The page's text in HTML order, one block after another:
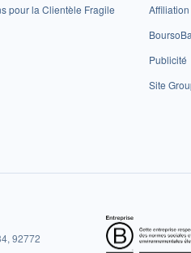
pour la Clientèle Fragile
Affiliation
Publicité
Site
92772